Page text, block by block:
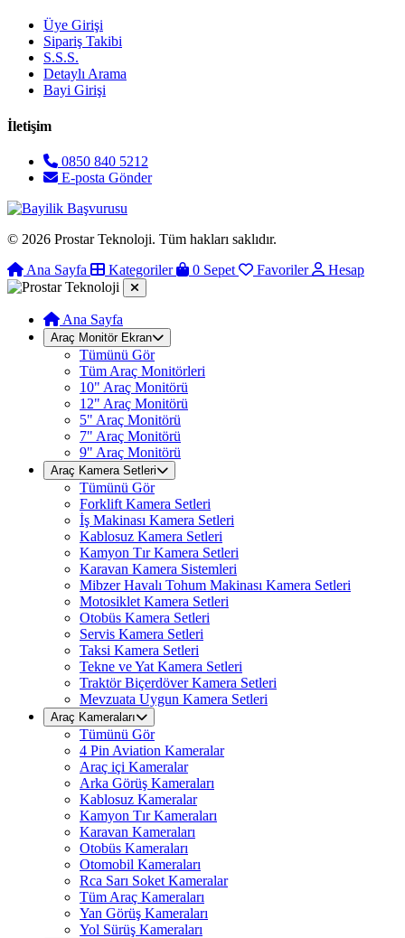
Üye Girişi
Sipariş Takibi
S.S.S.
Detaylı Arama
Bayi Girişi
İletişim
0850 840 5212
E-posta Gönder
© 2026 Prostar Teknoloji. Tüm hakları saklıdır.
Ana Sayfa
Kategoriler 0 Sepet Favoriler Hesap
Ana Sayfa
Araç Monitör Ekran
Tümünü Gör
Tüm Araç Monitörleri
10" Araç Monitörü
12" Araç Monitörü
5" Araç Monitörü
7" Araç Monitörü
9" Araç Monitörü
Araç Kamera Setleri
Tümünü Gör
Forklift Kamera Setleri
İş Makinası Kamera Setleri
Kablosuz Kamera Setleri
Kamyon Tır Kamera Setleri
Karavan Kamera Sistemleri
Mibzer Havalı Tohum Makinası Kamera Setleri
Motosiklet Kamera Setleri
Otobüs Kamera Setleri
Servis Kamera Setleri
Taksi Kamera Setleri
Tekne ve Yat Kamera Setleri
Traktör Biçerdöver Kamera Setleri
Mevzuata Uygun Kamera Setleri
Araç Kameraları
Tümünü Gör
4 Pin Aviation Kameralar
Araç içi Kameralar
Arka Görüş Kameraları
Kablosuz Kameralar
Kamyon Tır Kameraları
Karavan Kameraları
Otobüs Kameraları
Otomobil Kameraları
Rca Sarı Soket Kameralar
Tüm Araç Kameraları
Yan Görüş Kameraları
Yol Sürüş Kameraları